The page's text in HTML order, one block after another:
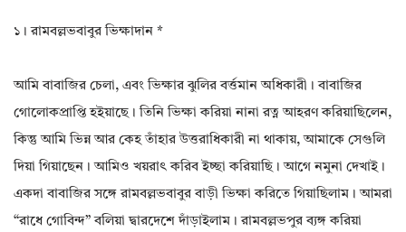
১। রামবল্লভবাবুর ভিক্ষাদান *
আমি বাবাজির চেলা, এবং ভিক্ষার ঝুলির বর্ত্তমান অধিকারী। বাবাজির
গোলোকপ্রাপ্তি হইয়াছে। তিনি ভিক্ষা করিয়া নানা রত্ন আহরণ করিয়াছিলেন,
কিন্তু আমি ভিন্ন আর কেহ তাঁহার উত্তরাধিকারী না থাকায়, আমাকে সেগুলি
দিয়া গিয়াছেন। আমিও খয়রাৎ করিব ইচ্ছা করিয়াছি। আগে নমুনা দেখাই।
একদা বাবাজির সঙ্গে রামবল্লভবাবুর বাড়ী ভিক্ষা করিতে গিয়াছিলাম। আমরা
“রাধে গোবিন্দ” বলিয়া দ্বারদেশে দাঁড়াইলাম। রামবল্লভপুর ব্যঙ্গ করিয়া